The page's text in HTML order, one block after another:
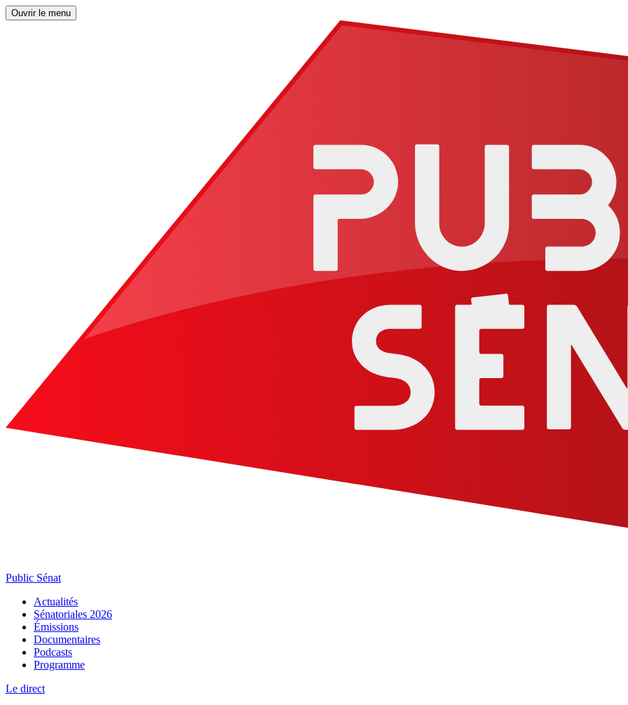
Ouvrir le menu
Public Sénat
Actualités
Sénatoriales 2026
Émissions
Documentaires
Podcasts
Programme
Le direct